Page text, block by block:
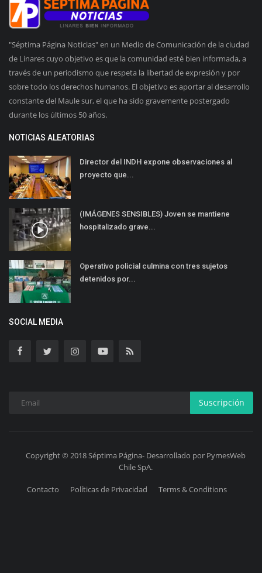
"Séptima Página Noticias" en un Medio de Comunicación de la ciudad
de Linares cuyo objetivo es que la comunidad esté bien informada, a
través de un periodismo que respeta la libertad de expresión y por
sobre todo los derechos humanos. El objetivo es aportar al desarrollo
constante del Maule sur, el que ha sido gravemente postergado
durante los últimos 50 años.
NOTICIAS ALEATORIAS
Director del INDH expone observaciones al
proyecto que...
(IMÁGENES SENSIBLES) Joven se mantiene
hospitalizado grave...
Operativo policial culmina con tres sujetos
detenidos por...
SOCIAL MEDIA
Suscripción
Copyright © 2018 Séptima Página- Desarrollado por PymesWeb
Chile SpA.
Contacto Políticas de Privacidad Terms & Conditions